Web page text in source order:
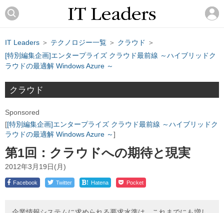
IT Leaders ＞ テクノロジー一覧 ＞ クラウド ＞
[特別編集企画]エンタープライズ クラウド最前線 ～ハイブリッドク
ラウドの最適解 Windows Azure ～
クラウド
Sponsored
[特別編集企画]エンタープライズ クラウド最前線 ～ハイブリッドク
ラウドの最適解 Windows Azure ～
第1回：クラウドへの期待と現実
2012年3月19日(月)
Facebook Twitter ! Hatena Pocket